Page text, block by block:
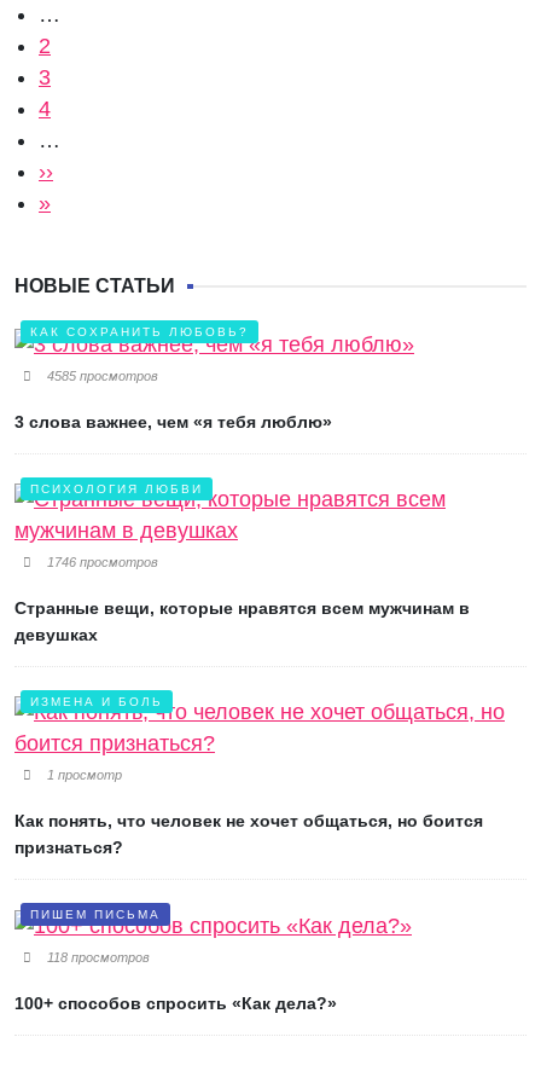
…
Страница
2
Текущая страница
3
Страница
4
…
Следующая страница
››
Последняя страница
»
НОВЫЕ СТАТЬИ
КАК СОХРАНИТЬ ЛЮБОВЬ?
4585 просмотров
3 слова важнее, чем «я тебя люблю»
ПСИХОЛОГИЯ ЛЮБВИ
1746 просмотров
Странные вещи, которые нравятся всем мужчинам в
девушках
ИЗМЕНА И БОЛЬ
1 просмотр
Как понять, что человек не хочет общаться, но боится
признаться?
ПИШЕМ ПИСЬМА
118 просмотров
100+ способов спросить «Как дела?»